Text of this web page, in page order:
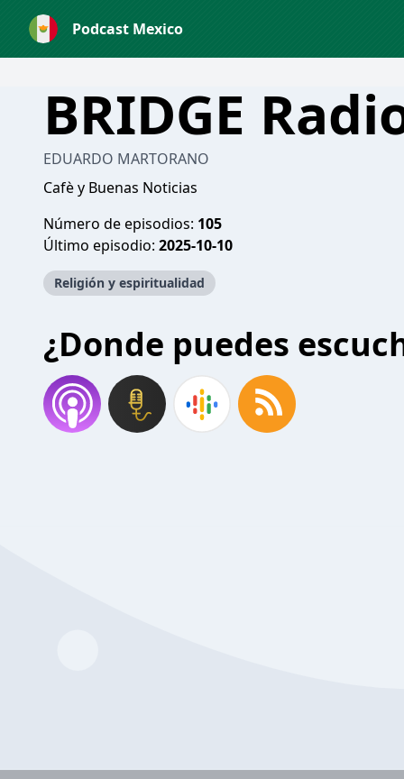
Podcast Mexico
BRIDGE
EDUARDO MARTORANO
Cafè y Buenas Noticias
Número de episodios: 105
Último episodio: 2025-10-10
Religión y espiritualidad
¿Donde puedes